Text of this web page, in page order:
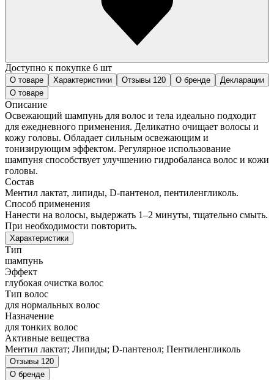
Доступно к покупке 6 шт
О товаре Характеристики Отзывы 120 О бренде
Декларации
О товаре
Описание
Освежающий шампунь для волос и тела идеально подходит
для ежедневного применения. Деликатно очищает волосы и
кожу головы. Обладает сильным освежающим и
тонизирующим эффектом. Регулярное использование
шампуня способствует улучшению гидробаланса волос и кожи
головы.
Состав
Ментил лактат, липиды, D-пантенол, пентиленгликоль.
Способ применения
Нанести на волосы, выдержать 1–2 минуты, тщательно смыть.
При необходимости повторить.
Характеристики
Тип
шампунь
Эффект
глубокая очистка волос
Тип волос
для нормальных волос
Назначение
для тонких волос
Активные вещества
Ментил лактат; Липиды; D-пантенол; Пентиленгликоль
Отзывы 120
О бренде